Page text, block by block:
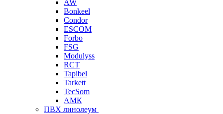
AW
Bonkeel
Condor
ESCOM
Forbo
FSG
Modulyss
RCT
Tapibel
Tarkett
TecSom
АМК
ПВХ линолеум